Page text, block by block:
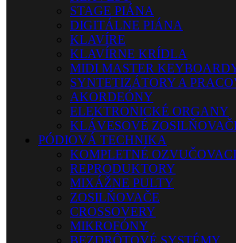
STAGE PIÁNA
DIGITÁLNE PIÁNA
KLAVÍRE
KLAVÍRNE KRÍDLA
MIDI MASTER
SYNTETIZÁTORY A
AKORDEÓNY
ELEKTRONICKÉ ORGANY
KLÁVESOVÉ
PÓDIOVÁ TECHNIKA
KOMPLETNÉ
REPRODUKTORY
MIXÁŽNE PULTY
ZOSILŇOVAČE
CROSSOVERY
MIKROFÓNY
BEZDRÔTOVÉ SYSTÉMY